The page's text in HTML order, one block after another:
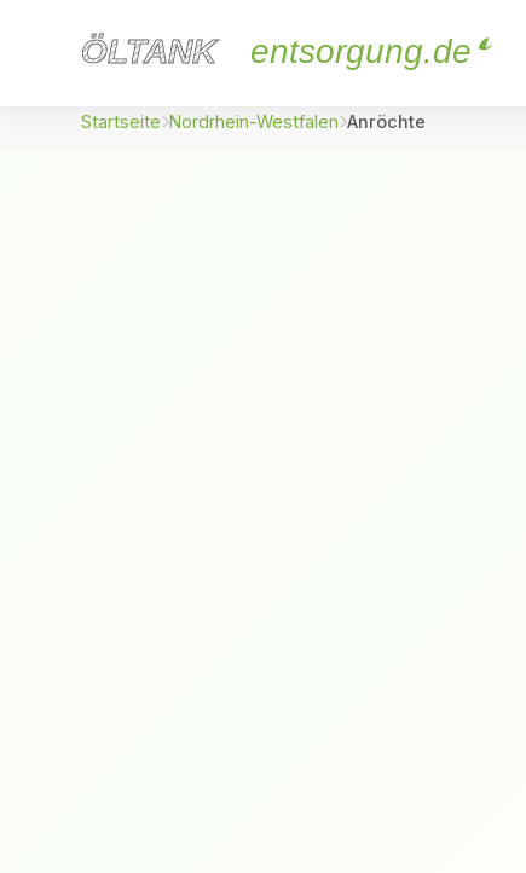
ÖLTANK
ÖLTANK entsorgung.de
Startseite Nordrhein-Westfalen Anröchte